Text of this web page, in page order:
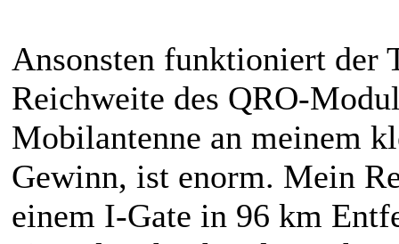
Ansonsten funktioniert der
Reichweite des QRO-
Mobilantenne an meinem
Gewinn, ist enorm. Mein
einem I-Gate in 96 km